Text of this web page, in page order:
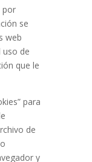
por
se
web
uso de
que le
para
de
y